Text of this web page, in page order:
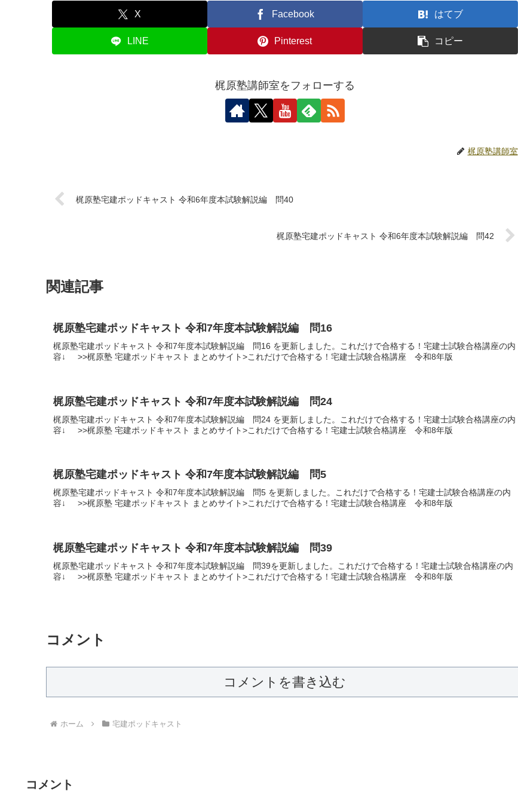
X Facebook はてブ
LINE Pinterest コピー
梶原塾講師室をフォローする
梶原塾講師室
梶原塾宅建ポッドキャスト 令和6年度本試験解説編 問40
梶原塾宅建ポッドキャスト 令和6年度本試験解説編 問42
関連記事
梶原塾宅建ポッドキャスト 令和7年度本試験解説編 問16
梶原塾宅建ポッドキャスト 令和7年度本試験解説編 問16 を更新しました。これだけで合格する！宅建士試験合格講座の内
容↓ >>梶原塾 宅建ポッドキャスト まとめサイト>これだけで合格する！宅建士試験合格講座 令和8年版
梶原塾宅建ポッドキャスト 令和7年度本試験解説編 問24
梶原塾宅建ポッドキャスト 令和7年度本試験解説編 問24 を更新しました。これだけで合格する！宅建士試験合格講座の内
容↓ >>梶原塾 宅建ポッドキャスト まとめサイト>これだけで合格する！宅建士試験合格講座 令和8年版
梶原塾宅建ポッドキャスト 令和7年度本試験解説編 問5
梶原塾宅建ポッドキャスト 令和7年度本試験解説編 問5 を更新しました。これだけで合格する！宅建士試験合格講座の内
容↓ >>梶原塾 宅建ポッドキャスト まとめサイト>これだけで合格する！宅建士試験合格講座 令和8年版
梶原塾宅建ポッドキャスト 令和7年度本試験解説編 問39
梶原塾宅建ポッドキャスト 令和7年度本試験解説編 問39を更新しました。これだけで合格する！宅建士試験合格講座の内
容↓ >>梶原塾 宅建ポッドキャスト まとめサイト>これだけで合格する！宅建士試験合格講座 令和8年版
コメント
コメントを書き込む
ホーム 宅建ポッドキャスト
コメント